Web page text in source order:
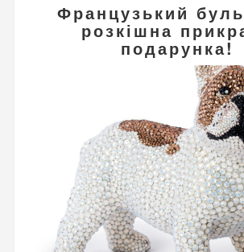
Французький
розкішна
подарунка!